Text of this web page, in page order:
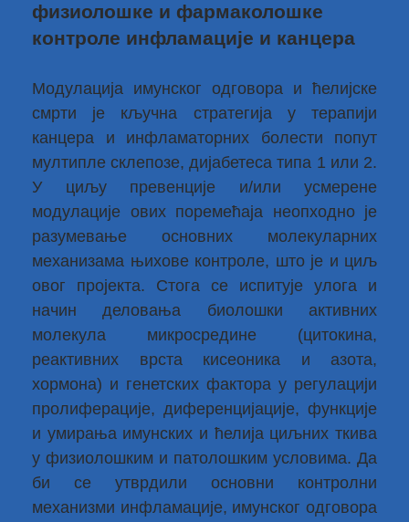
физиолошке и фармаколошке
контроле инфламације и канцера
Модулација имунског одговора и ћелијске
смрти је кључна стратегија у терапији
канцера и инфламаторних болести попут
мултипле склепозе, дијабетеса типа 1 или 2.
У циљу превенције и/или усмерене
модулације ових поремећаја неопходно је
разумевање основних молекуларних
механизама њихове контроле, што је и циљ
овог пројекта. Стога се испитује улога и
начин деловања биолошки активних
молекула микросредине (цитокина,
реактивних врста кисеоника и азота,
хормона) и генетских фактора у регулацији
пролиферације, диференцијације, функције
и умирања имунских и ћелија циљних ткива
у физиолошким и патолошким условима. Да
би се утврдили основни контролни
механизми инфламације, имунског одговора